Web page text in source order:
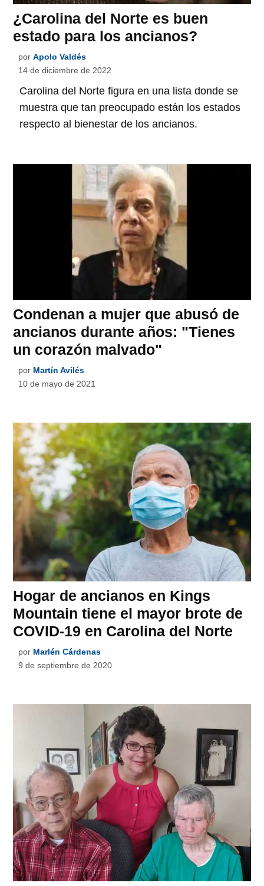
¿Carolina del Norte es buen
estado para los ancianos?
por Apolo Valdés
14 de diciembre de 2022
Carolina del Norte figura en una lista donde se
muestra que tan preocupado están los estados
respecto al bienestar de los ancianos.
Condenan a mujer que abusó de
ancianos durante años: "Tienes
un corazón malvado"
por Martín Avilés
10 de mayo de 2021
Hogar de ancianos en Kings
Mountain tiene el mayor brote de
COVID-19 en Carolina del Norte
por Marlén Cárdenas
9 de septiembre de 2020